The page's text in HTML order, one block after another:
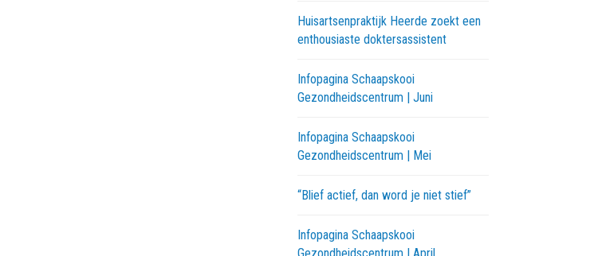
Huisartsenpraktijk Heerde zoekt een
enthousiaste doktersassistent
Infopagina Schaapskooi
Gezondheidscentrum | Juni
Infopagina Schaapskooi
Gezondheidscentrum | Mei
“Blief actief, dan word je niet stief”
Infopagina Schaapskooi